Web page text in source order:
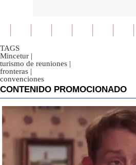
TAGS
Mincetur |
turismo de reuniones |
fronteras |
convenciones